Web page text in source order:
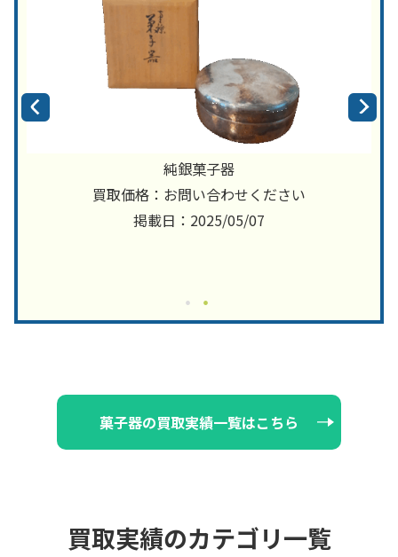
純銀菓子器
買取価格：お問い合わせください
掲載日：2025/05/07
菓子器の買取実績一覧はこちら
買取実績のカテゴリ一覧